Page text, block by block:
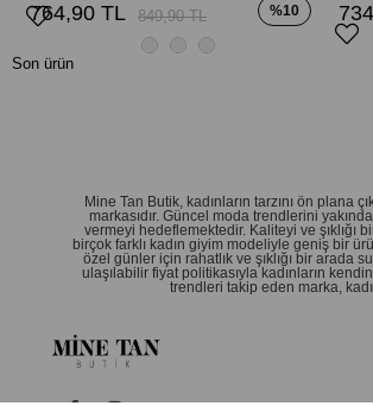
764,90 TL 849,90 TL %10
Son ürün
Mine Tan Butik, kadınların tarzını ön plana
markasıdır. Güncel moda trendlerini
vermeyi hedeflemektedir. Kaliteyi ve şıklığı
birçok farklı kadın giyim modeliyle geniş bir
özel günler için rahatlık ve şıklığı bir arada
ulaşılabilir fiyat politikasıyla kadınların
trendleri takip eden marka,